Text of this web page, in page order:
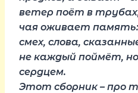
ветер поёт в
чая оживает
смех, слова,
не каждый поймёт,
сердцем.
Этот сборник – про